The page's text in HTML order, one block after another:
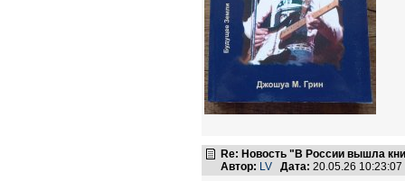
Re: Новость "В России вышла
Автор: LV Дата: 20.05.26